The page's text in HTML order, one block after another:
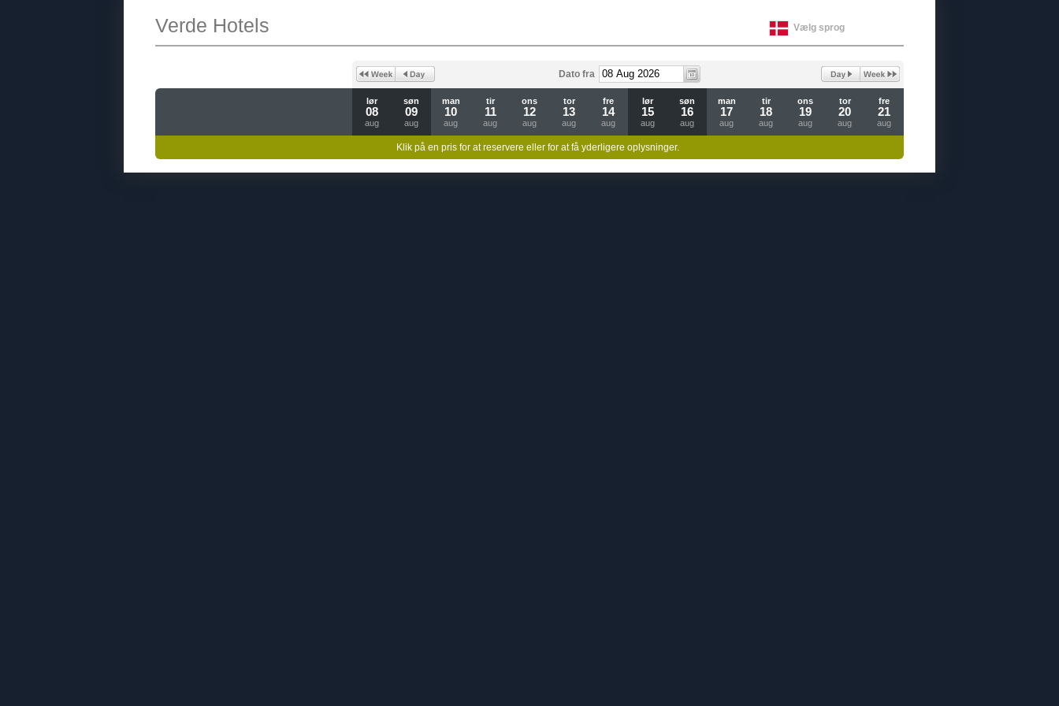
Vælg sprog
Verde Hotels
Dato fra
lør
08
aug
søn
09
aug
man
10
aug
tir
11
aug
ons
12
aug
tor
13
aug
fre
14
aug
lør
15
aug
søn
16
aug
man
17
aug
tir
18
aug
ons
19
aug
tor
20
aug
fre
21
aug
Klik på en pris for at reservere eller for at få yderligere oplysninger.